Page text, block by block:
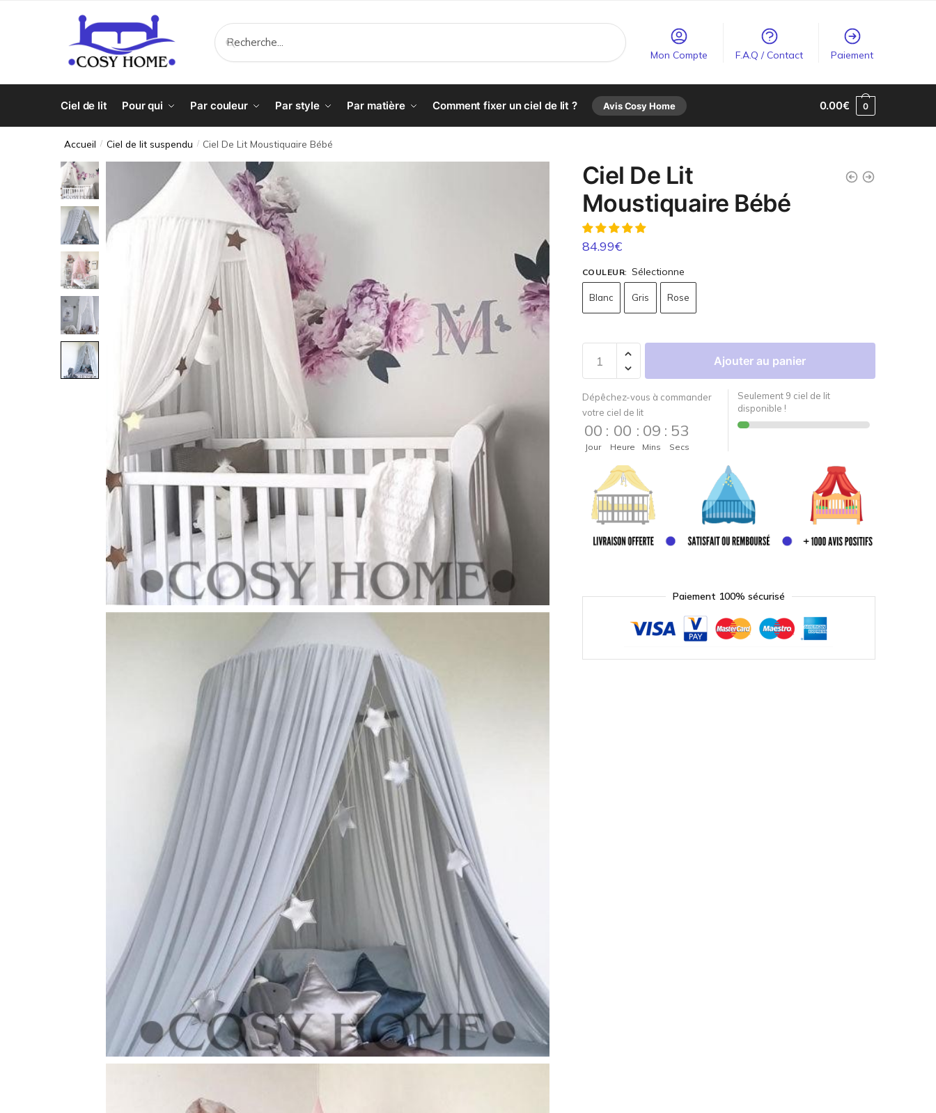
Recherche
Mon Compte F.A.Q / Contact Paiement
Ciel de lit Pour qui Par couleur Par style Par matière Comment fixer un ciel de lit ? Avis Cosy Home 0.00€ 0
Accueil / Ciel de lit suspendu / Ciel De Lit Moustiquaire Bébé
Ciel De Lit
Moustiquaire Bébé
84.99€
COULEUR: Sélectionne
Blanc Gris Rose
Ajouter au panier
Dépêchez-vous à commander
votre ciel de lit
00
Jour
: 00
Heure
: 09
Mins
: 52
Secs
Seulement 9 ciel de lit
disponible !
Paiement 100% sécurisé